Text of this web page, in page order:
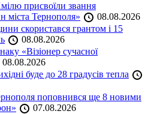
присвоїли звання
міста Тернополя»
08.08.2026
скористався грантом і 15
08.08.2026
«Візіонер сучасної
08.08.2026
буде до 28 градусів тепла
поповнився ще 8 новими
07.08.2026